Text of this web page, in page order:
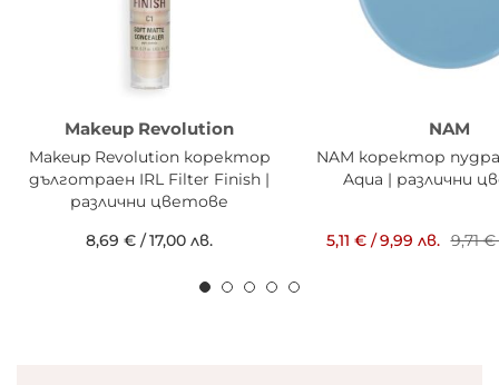
Makeup Revolution
Makeup Revolution коректор
дълготраен IRL Filter Finish |
различни цветове
8,69 € /17,00 лв.
NAM
NAM коректор
Aqua | различни
5,11 €/9,99 лв. 9,71 €